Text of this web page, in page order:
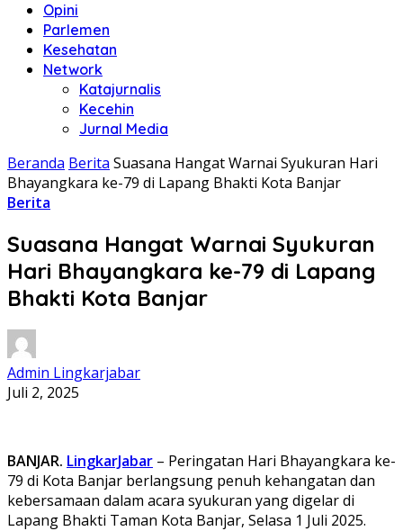
Opini
Parlemen
Kesehatan
Network
Katajurnalis
Kecehin
Jurnal Media
Beranda Berita Suasana Hangat Warnai Syukuran Hari
Bhayangkara ke-79 di Lapang Bhakti Kota Banjar
Berita
Suasana Hangat Warnai Syukuran
Hari Bhayangkara ke-79 di Lapang
Bhakti Kota Banjar
Admin Lingkarjabar
Juli 2, 2025
BANJAR. LingkarJabar – Peringatan Hari Bhayangkara ke-
79 di Kota Banjar berlangsung penuh kehangatan dan
kebersamaan dalam acara syukuran yang digelar di
Lapang Bhakti Taman Kota Banjar, Selasa 1 Juli 2025.